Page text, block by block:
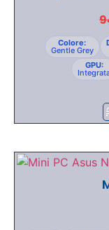
Colore:
Gentle Grey
GPU: